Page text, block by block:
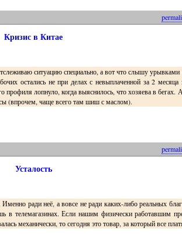
Кризис в Китае
ситуацию специально, а вот что слышу урывками
остались не при делах с невыплаченной за 2 месяца
лопнуло, когда выяснилось, что хозяева в
(впрочем, чаще всего там шиш с маслом).
Усталость
ради неё, а вовсе не ради каких-либо реальных
телемагазинах. Если нашим физически работавшим
механически, то сегодня это товар, за который все